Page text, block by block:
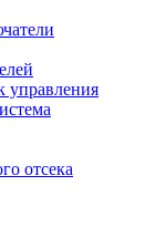
управления
отсека